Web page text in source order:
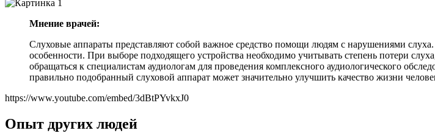
Мнение врачей:
Слуховые аппараты представляют собой важное средство помощи людям с нарушениями
особенности. При выборе подходящего устройства необходимо учитывать степень потери
обращаться к специалистам аудиологам для проведения комплексного аудиологического
правильно подобранный слуховой аппарат может значительно улучшить качество жизни
https://www.youtube.com/embed/3dBtPYvkxJ0
Опыт других людей